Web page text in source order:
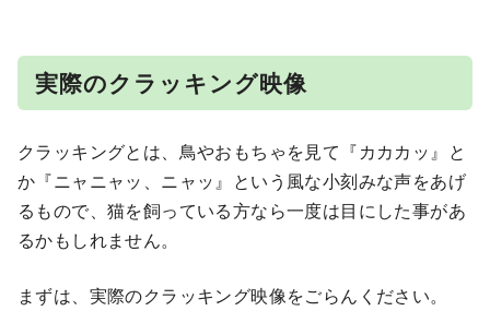
実際のクラッキング映像
クラッキングとは、鳥やおもちゃを見て『カカカッ』と
か『ニャニャッ、ニャッ』という風な小刻みな声をあげ
るもので、猫を飼っている方なら一度は目にした事があ
るかもしれません。
まずは、実際のクラッキング映像をごらんください。